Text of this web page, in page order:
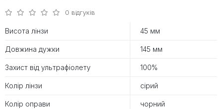
0 відгуків
Висота лінзи 45 мм
Довжина дужки 145 мм
Захист від ультрафіолету 100%
Колір лінзи сірий
Колір оправи чорний